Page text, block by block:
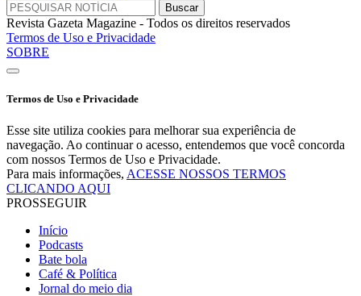
Revista Gazeta Magazine - Todos os direitos reservados
Termos de Uso e Privacidade
SOBRE
Termos de Uso e Privacidade
Esse site utiliza cookies para melhorar sua experiência de
navegação. Ao continuar o acesso, entendemos que você concorda
com nossos Termos de Uso e Privacidade.
Para mais informações, ACESSE NOSSOS TERMOS
CLICANDO AQUI
PROSSEGUIR
Início
Podcasts
Bate bola
Café & Política
Jornal do meio dia